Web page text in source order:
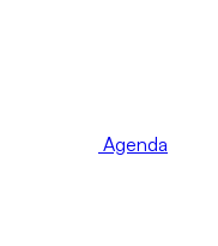
Agenda